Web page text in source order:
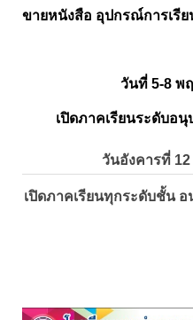
ขายหนังสือ อุปกรณ์การเรีย
วันที่ 5-8 พ
เปิดภาคเรียนระดับอนุ
วันอังคารที่
เปิดภาคเรียนทุกระดับชั้น